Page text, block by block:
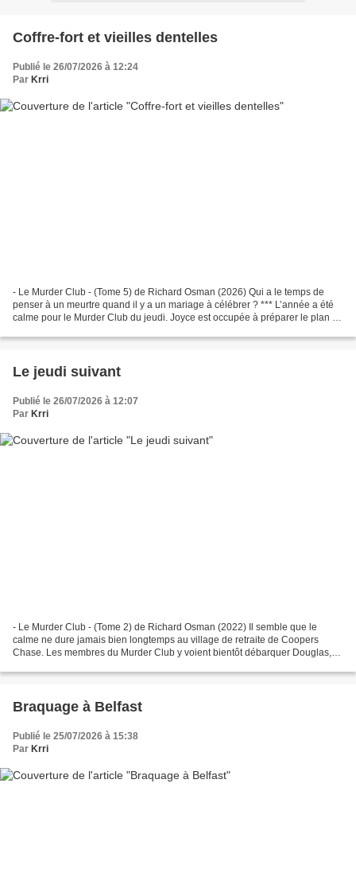
Coffre-fort et vieilles dentelles
Publié le 26/07/2026 à 12:24
Par Krri
- Le Murder Club - (Tome 5) de Richard Osman (2026) Qui a le temps de
penser à un meurtre quand il y a un mariage à célébrer ? *** L’année a été
calme pour le Murder Club du jeudi. Joyce est occupée à préparer le plan de
Le jeudi suivant
Publié le 26/07/2026 à 12:07
Par Krri
- Le Murder Club - (Tome 2) de Richard Osman (2022) Il semble que le
calme ne dure jamais bien longtemps au village de retraite de Coopers
Chase. Les membres du Murder Club y voient bientôt débarquer Douglas,
Braquage à Belfast
Publié le 25/07/2026 à 15:38
Par Krri